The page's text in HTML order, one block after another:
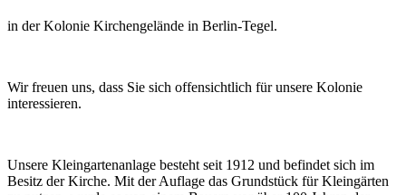
in der Kolonie Kirchengelände in Berlin-Tegel.
Wir freuen uns, dass Sie sich offensichtlich für unsere Kolonie
interessieren.
Unsere Kleingartenanlage besteht seit 1912 und befindet sich im
Besitz der Kirche. Mit der Auflage das Grundstück für Kleingärten